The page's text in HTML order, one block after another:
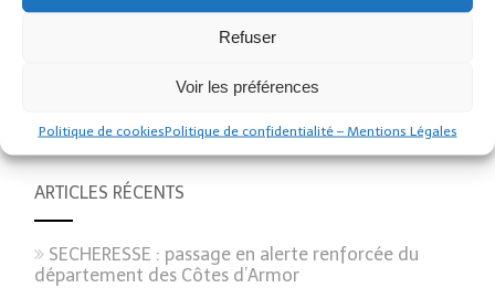
Refuser
Voir les préférences
Politique de cookiesPolitique de confidentialité – Mentions Légales
ARTICLES RÉCENTS
SECHERESSE : passage en alerte renforcée du
département des Côtes d’Armor